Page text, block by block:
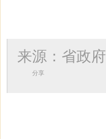
来源：省政
分享